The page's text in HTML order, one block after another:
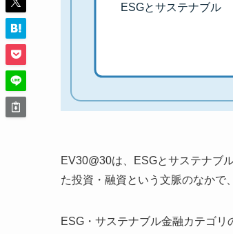
ESGとサステナブル
EV30@30は、ESGとサステナブ
た投資・融資という文脈のなかで
ESG・サステナブル金融カテゴ